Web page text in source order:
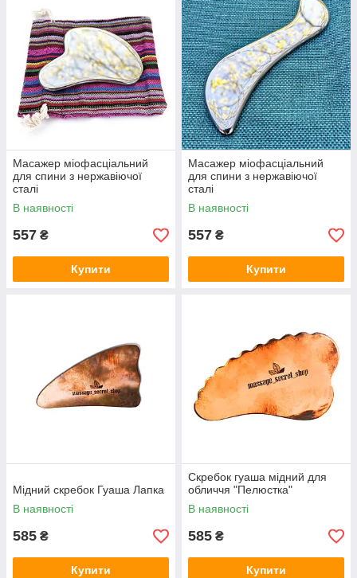
Масажер міофасціальний
для спини з нержавіючої
сталі
В наявності
557 ₴
Купити
Масажер міофасціальний
для спини з нержавіючої
сталі
В наявності
557 ₴
Купити
Мідний скребок Гуаша Лапка
В наявності
585 ₴
Купити
Скребок гуаша мідний для
обличчя "Пелюстка"
В наявності
585 ₴
Купити